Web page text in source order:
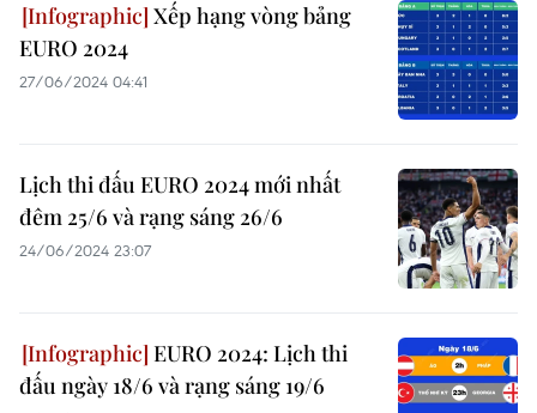
Xếp hạng vòng bảng
EURO 2024
27/06/2024 04:41
Lịch thi đấu EURO 2024 mới nhất
đêm 25/6 và rạng sáng 26/6
24/06/2024 23:07
EURO 2024: Lịch thi
đấu ngày 18/6 và rạng sáng 19/6